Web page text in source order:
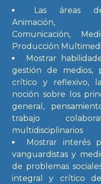
Las áreas
Animación,
Comunicación,
Producción
Mostrar
gestión de medios,
crítico y reflexivo,
noción sobre los
general,
trabajo
multidisciplinarios
Mostrar interés
vanguardistas y
de problemas
integral y crítico